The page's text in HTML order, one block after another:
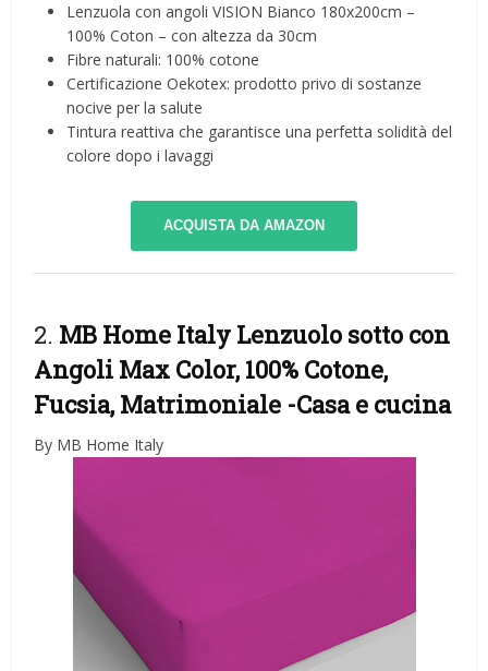
Lenzuola con angoli VISION Bianco 180x200cm –
100% Coton – con altezza da 30cm
Fibre naturali: 100% cotone
Certificazione Oekotex: prodotto privo di sostanze
nocive per la salute
Tintura reattiva che garantisce una perfetta solidità del
colore dopo i lavaggi
ACQUISTA DA AMAZON
2. MB Home Italy Lenzuolo sotto con
Angoli Max Color, 100% Cotone,
Fucsia, Matrimoniale -Casa e cucina
By MB Home Italy